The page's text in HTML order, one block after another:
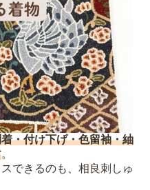
・付け下げ・色留袖・紬
。
できるのも、相良刺しゅ